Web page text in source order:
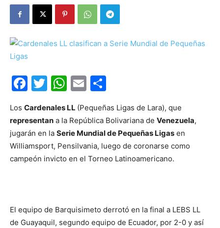
Facebook
Twitter
WhatsApp
Email
Los Cardenales LL (Pequeñas Ligas de Lara), que
representan a la República Bolivariana de Venezuela,
jugarán en la Serie Mundial de Pequeñas Ligas en
Williamsport, Pensilvania, luego de coronarse como
campeón invicto en el Torneo Latinoamericano.
El equipo de Barquisimeto derrotó en la final a LEBS LL
de Guayaquil, segundo equipo de Ecuador, por 2-0 y así